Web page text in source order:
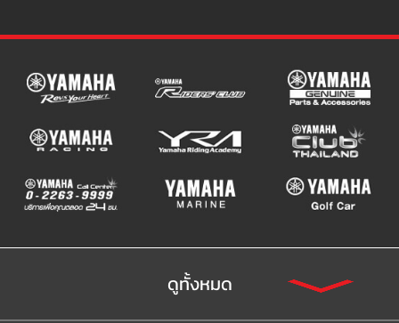
ดูทั้งหมด